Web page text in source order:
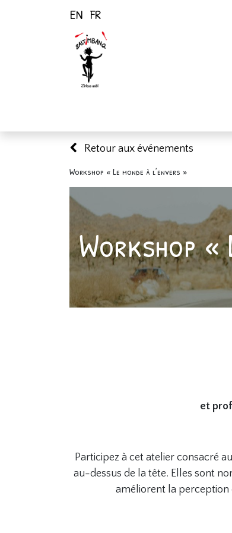
EN FR
Retour aux événements
Workshop « Le monde à l’envers »
Workshop «
et
Participez à cet atelier consacré
au-dessus de la tête. Elles sont
améliorent la